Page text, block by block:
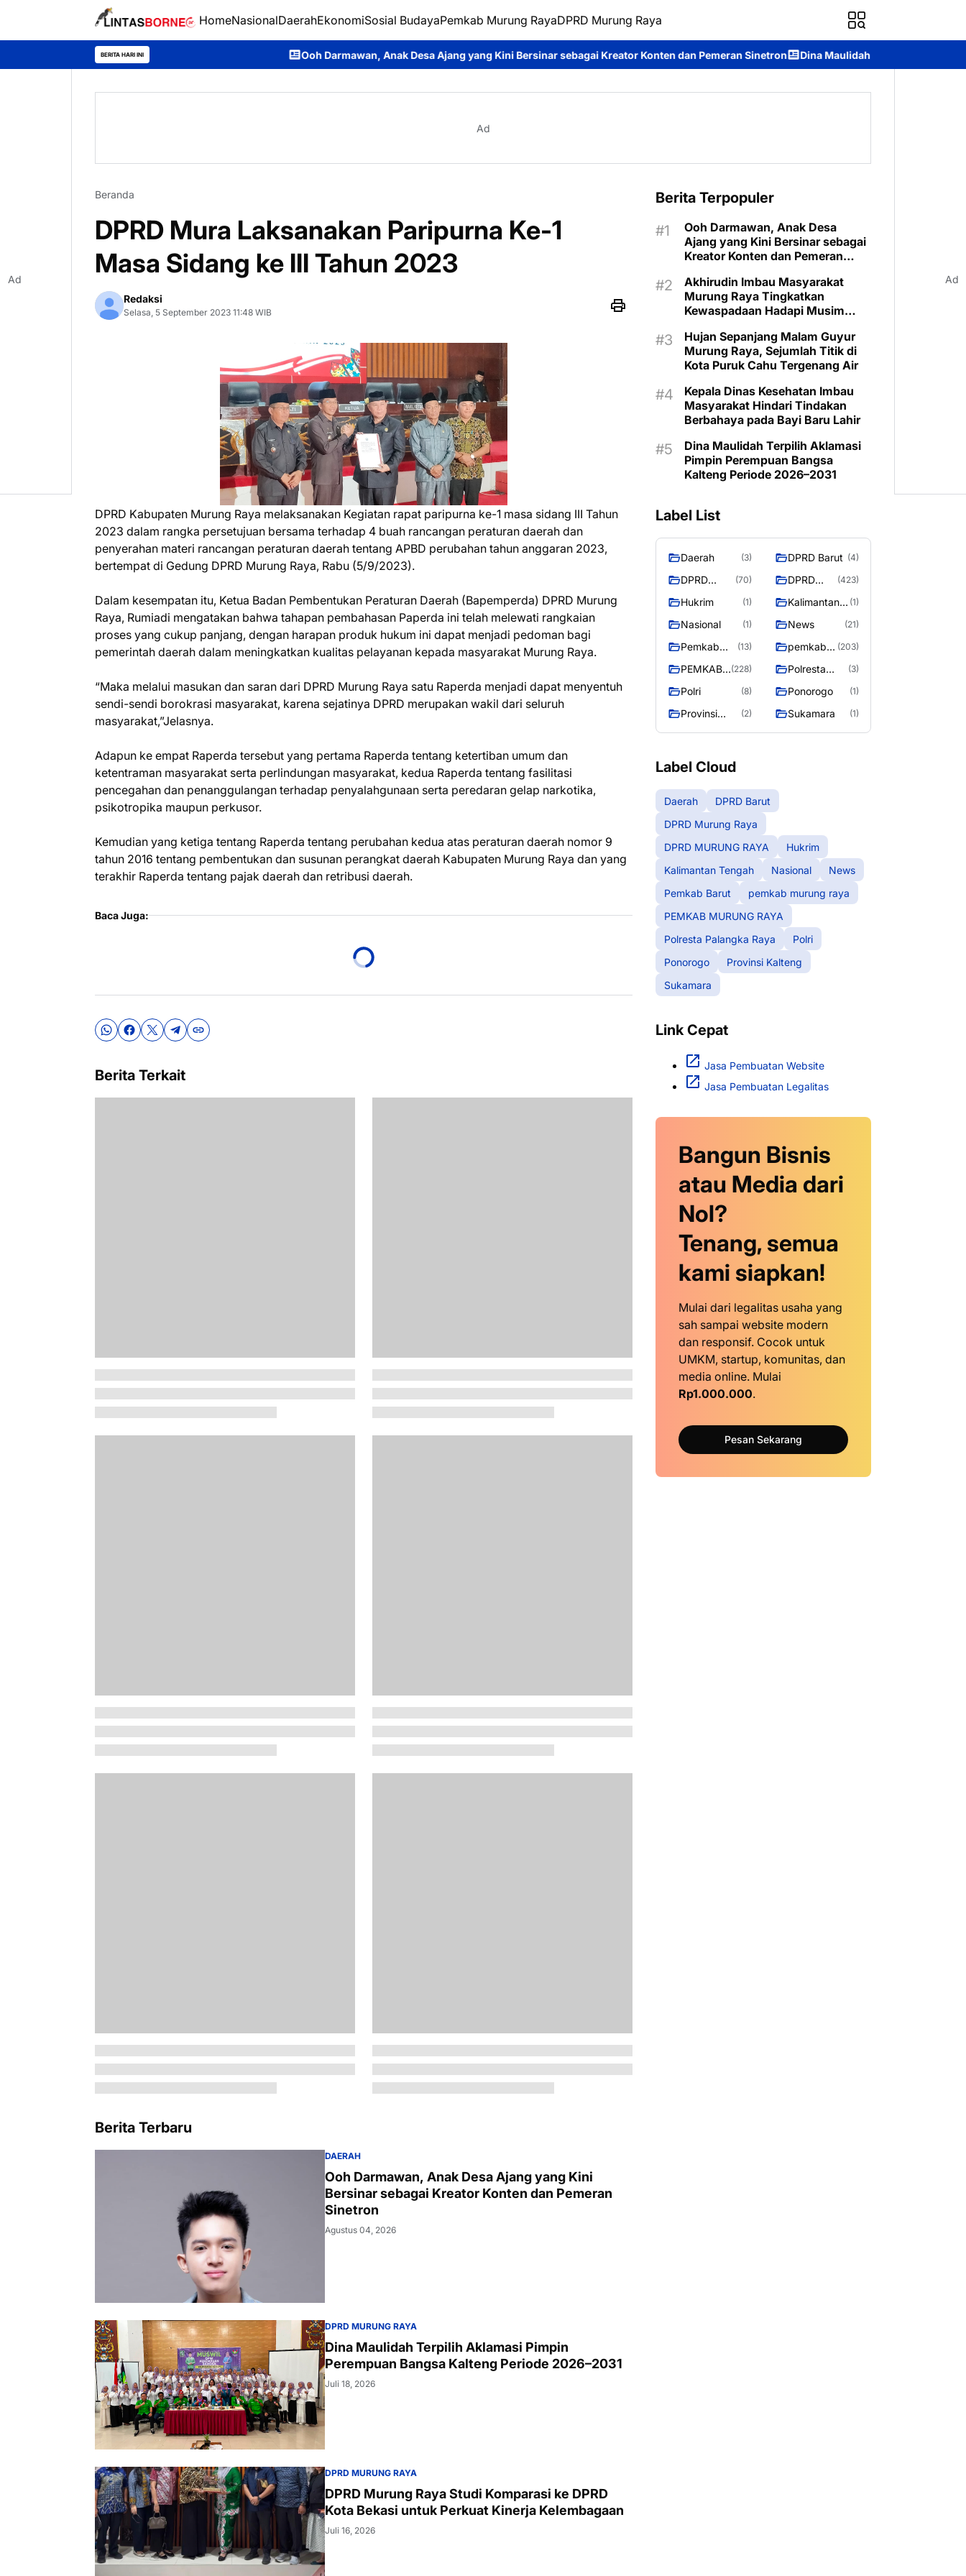
HomeNasionalDaerahEkonomiSosial BudayaPemkab Murung RayaDPRD Murung Raya
BERITA HARI INI Ooh Darmawan, Anak Desa Ajang yang Kini Bersinar sebagai Kreator Konten dan Pemeran Sinetron Dina Maulidah Terpilih Aklamasi Pimpin Perempuan
Ad
Beranda
DPRD Mura Laksanakan Paripurna Ke-1
Masa Sidang ke III Tahun 2023
Redaksi
Selasa, 5 September 2023 11:48 WIB
DPRD Kabupaten Murung Raya melaksanakan Kegiatan rapat paripurna ke-1 masa sidang III Tahun
2023 dalam rangka persetujuan bersama terhadap 4 buah rancangan peraturan daerah dan
penyerahan materi rancangan peraturan daerah tentang APBD perubahan tahun anggaran 2023,
bertempat di Gedung DPRD Murung Raya, Rabu (5/9/2023).
Dalam kesempatan itu, Ketua Badan Pembentukan Peraturan Daerah (Bapemperda) DPRD Murung
Raya, Rumiadi mengatakan bahwa tahapan pembahasan Paperda ini telah melewati rangkaian
proses yang cukup panjang, dengan harapan produk hukum ini dapat menjadi pedoman bagi
pemerintah daerah dalam meningkatkan kualitas pelayanan kepada masyarakat Murung Raya.
“Maka melalui masukan dan saran dari DPRD Murung Raya satu Raperda menjadi dapat menyentuh
sendi-sendi borokrasi masyarakat, karena sejatinya DPRD merupakan wakil dari seluruh
masyarakat,”Jelasnya.
Adapun ke empat Raperda tersebut yang pertama Raperda tentang ketertiban umum dan
ketentraman masyarakat serta perlindungan masyarakat, kedua Raperda tentang fasilitasi
pencegahan dan penanggulangan terhadap penyalahgunaan serta peredaran gelap narkotika,
psikotropika maupun perkusor.
Kemudian yang ketiga tentang Raperda tentang perubahan kedua atas peraturan daerah nomor 9
tahun 2016 tentang pembentukan dan susunan perangkat daerah Kabupaten Murung Raya dan yang
terakhir Raperda tentang pajak daerah dan retribusi daerah.
Baca Juga:
Berita Terkait
Berita Terbaru
DAERAH
Ooh Darmawan, Anak Desa Ajang yang Kini
Bersinar sebagai Kreator Konten dan Pemeran
Sinetron
Agustus 04, 2026
DPRD MURUNG RAYA
Dina Maulidah Terpilih Aklamasi Pimpin
Perempuan Bangsa Kalteng Periode 2026–2031
Juli 18, 2026
DPRD MURUNG RAYA
DPRD Murung Raya Studi Komparasi ke DPRD
Kota Bekasi untuk Perkuat Kinerja Kelembagaan
Juli 16, 2026
Berita Terpopuler
Ooh Darmawan, Anak Desa
Ajang yang Kini Bersinar sebagai
Kreator Konten dan Pemeran
Akhirudin Imbau Masyarakat
Murung Raya Tingkatkan
Kewaspadaan Hadapi Musim
Hujan Sepanjang Malam Guyur
Murung Raya, Sejumlah Titik di
Kota Puruk Cahu Tergenang Air
Kepala Dinas Kesehatan Imbau
Masyarakat Hindari Tindakan
Berbahaya pada Bayi Baru Lahir
Dina Maulidah Terpilih Aklamasi
Pimpin Perempuan Bangsa
Kalteng Periode 2026–2031
Label List
Daerah (3) DPRD Barut (4)
DPRD
Raya
(70)
DPRD
RAYA
(423)
Hukrim (1)
Kalimantan
(1)
Nasional (1) News (21)
Pemkab
(13)
pemkab
raya
(203)
PEMKAB
RAYA
(228)
Polresta
Raya
(3)
Polri (8) Ponorogo (1)
Provinsi
(2) Sukamara (1)
Label Cloud
Daerah
DPRD Barut
DPRD Murung Raya
DPRD MURUNG RAYA
Hukrim
Kalimantan Tengah
Nasional
News
Pemkab Barut
pemkab murung raya
PEMKAB MURUNG RAYA
Polresta Palangka Raya
Polri
Ponorogo
Provinsi Kalteng
Sukamara
Link Cepat
Jasa Pembuatan Website
Jasa Pembuatan Legalitas
Bangun Bisnis
atau Media dari
Nol?
Tenang, semua
kami siapkan!
Mulai dari legalitas usaha yang
sah sampai website modern
dan responsif. Cocok untuk
UMKM, startup, komunitas, dan
media online. Mulai
Rp1.000.000.
Pesan Sekarang
Ad Ad